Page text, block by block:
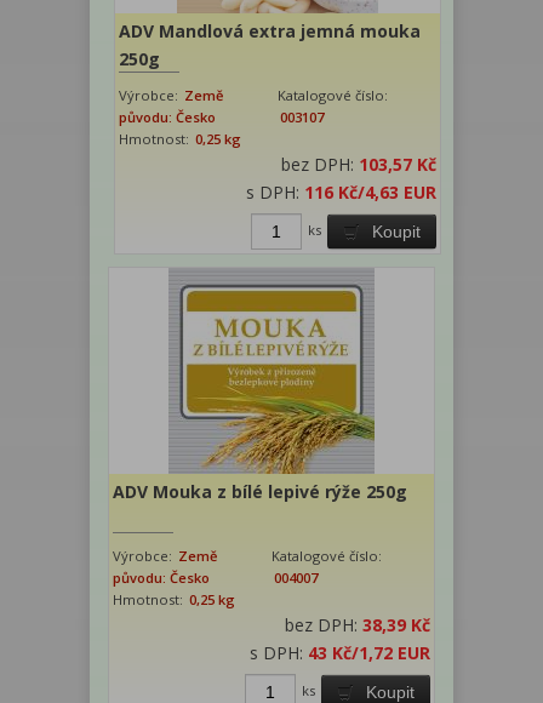
ADV Mandlová extra jemná mouka
250g
Výrobce: Země
původu: Česko
Katalogové číslo:
003107
Hmotnost: 0,25 kg
bez DPH: 103,57 Kč
s DPH: 116 Kč/4,63 EUR
Koupit
ks
ADV Mouka z bílé lepivé rýže 250g
Výrobce: Země
původu: Česko
Katalogové číslo:
004007
Hmotnost: 0,25 kg
bez DPH: 38,39 Kč
s DPH: 43 Kč/1,72 EUR
Koupit
ks